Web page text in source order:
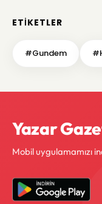
ETIKETLER
#Gundem
Yazar
Mobil uygulamamızı